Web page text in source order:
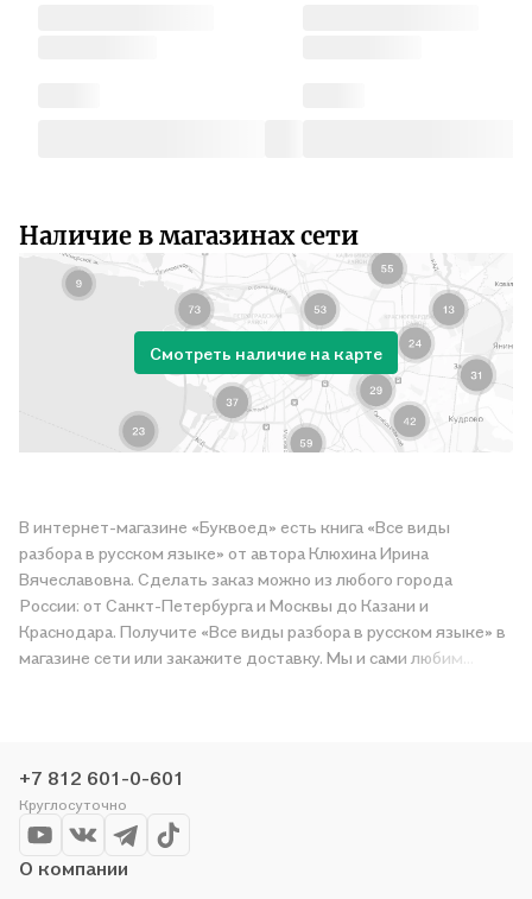
Наличие в магазинах сети
Смотреть наличие на карте
В интернет-магазине «Буквоед» есть книга «Все виды
разбора в русском языке» от автора Клюхина Ирина
Вячеславовна. Сделать заказ можно из любого города
России: от Санкт-Петербурга и Москвы до Казани и
Краснодара. Получите «Все виды разбора в русском языке» в
магазине сети или закажите доставку. Мы и сами любим
+7 812 601-0-601
Круглосуточно
О компании